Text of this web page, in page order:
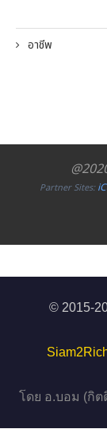
อาชีพ
Partner Sites:
© 2015-
โดย อ.บอม (กิต